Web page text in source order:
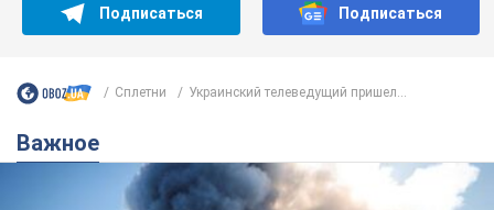
Подписаться Подписаться
Сплетни Украинский телеведущий пришел...
Важное